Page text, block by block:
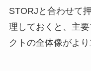
STORJと合わせて
理しておくと、主
クトの全体像がよ